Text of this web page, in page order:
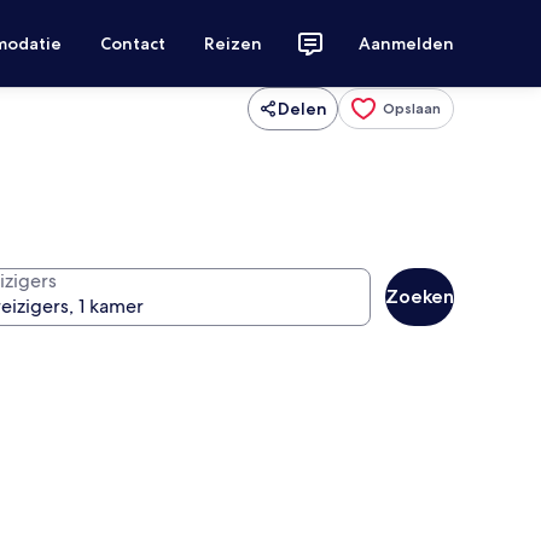
Contact Reizen Aanmelden
Delen Opslaan
Zoeken